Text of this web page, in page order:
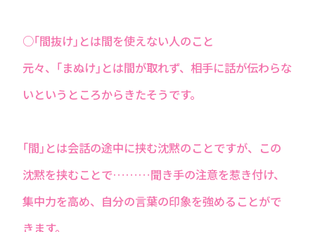
○｢間抜け｣とは間を使えない人のこと
元々、｢まぬけ｣とは間が取れず、相手に話が伝わらな
いというところからきたそうです。
｢間｣とは会話の途中に挟む沈黙のことですが、この
沈黙を挟むことで………聞き手の注意を惹き付け、
集中力を高め、自分の言葉の印象を強めることがで
きます。